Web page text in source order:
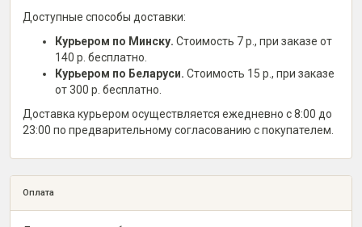
Доступные способы доставки:
Курьером по Минску. Стоимость 7 р., при заказе от
140 р. бесплатно.
Курьером по Беларуси. Стоимость 15 р., при заказе
от 300 р. бесплатно.
Доставка курьером осуществляется ежедневно с 8:00 до
23:00 по предварительному согласованию с покупателем.
Оплата